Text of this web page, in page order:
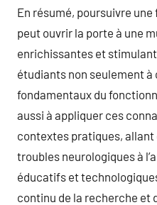
En résumé, poursuivre
peut ouvrir la porte à une
enrichissantes et
étudiants non seulement
fondamentaux du
aussi à appliquer ces
contextes pratiques,
troubles neurologiques à
éducatifs et
continu de la recherche et